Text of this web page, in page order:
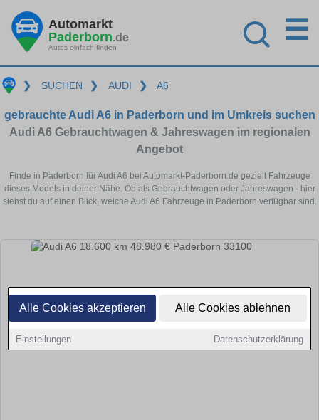
Alle Cookies akzeptieren Alle Cookies ablehnen
Einstellungen Datenschutzerklärung
Automarkt
Paderborn.de
Autos einfach finden
☰
❯ SUCHEN ❯ AUDI ❯ A6
gebrauchte Audi A6 in Paderborn und im Umkreis suchen
Audi A6 Gebrauchtwagen & Jahreswagen im regionalen
Angebot
Finde in Paderborn für Audi A6 bei Automarkt-Paderborn.de gezielt Fahrzeuge
dieses Models in deiner Nähe. Ob als Gebrauchtwagen oder Jahreswagen - hier
siehst du auf einen Blick, welche Audi A6 Fahrzeuge in Paderborn verfügbar sind.